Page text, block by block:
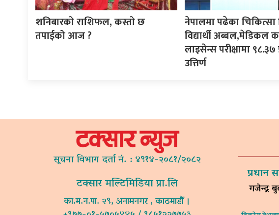
शनिबारको राशिफल, कस्तो छ
तपाईको आज ?
नेपालमा पढेका चिकित्सा
विद्यार्थी अब्बल,मेडिकल
लाइसेन्स परीक्षामा ९८.३७
उत्तिर्ण
सूचना विभाग दर्ता नं. : ४९१४-२०८१/२०८२
टक्सार मल्टिमिडिया प्रा.लि
का.म.न.पा. २९, अनामनगर , काठमाडौं ।
प्रधान
गजेन्द्र